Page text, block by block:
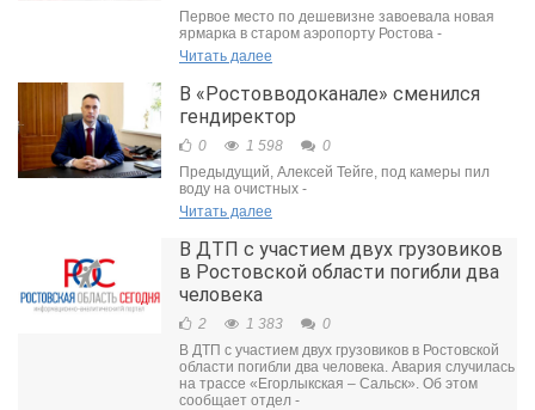
Первое место по дешевизне завоевала новая
ярмарка в старом аэропорту Ростова -
Читать далее
В «Ростовводоканале» сменился
гендиректор
0 1 598
0
Предыдущий, Алексей Тейге, под камеры пил
воду на очистных -
Читать далее
В ДТП с участием двух грузовиков
в Ростовской области погибли два
человека
2 1 383
0
В ДТП с участием двух грузовиков в Ростовской
области погибли два человека. Авария случилась
на трассе «Егорлыкская – Сальск». Об этом
сообщает отдел -